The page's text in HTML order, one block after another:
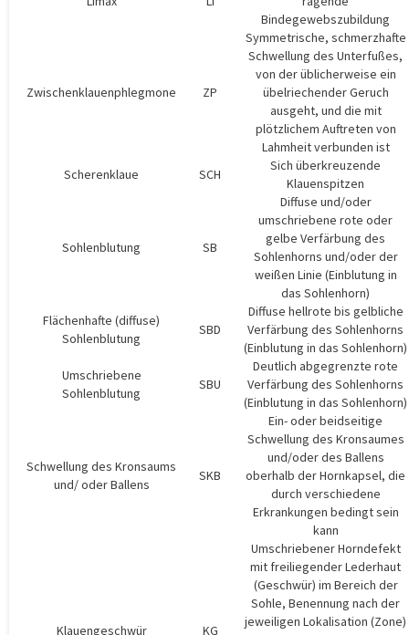
Bindegewebszubildung
Zwischenklauenphlegmone ZP
Symmetrische, schmerzhafte
Schwellung des Unterfußes,
von der üblicherweise ein
übelriechender Geruch
ausgeht, und die mit
plötzlichem Auftreten von
Lahmheit verbunden ist
Scherenklaue
SCH
Sich überkreuzende
Klauenspitzen
Sohlenblutung SB
Diffuse und/oder
umschriebene rote oder
gelbe Verfärbung des
Sohlenhorns und/oder der
weißen Linie (Einblutung in
das Sohlenhorn)
Flächenhafte (diffuse)
Sohlenblutung
SBD
Diffuse hellrote bis gelbliche
Verfärbung des Sohlenhorns
(Einblutung in das Sohlenhorn)
Umschriebene
Sohlenblutung
SBU
Deutlich abgegrenzte rote
Verfärbung des Sohlenhorns
(Einblutung in das Sohlenhorn)
Schwellung des Kronsaums
und/ oder Ballens
SKB
Ein- oder beidseitige
Schwellung des Kronsaumes
und/oder des Ballens
oberhalb der Hornkapsel, die
durch verschiedene
Erkrankungen bedingt sein
kann
Klauengeschwür KG
Umschriebener Horndefekt
mit freiliegender Lederhaut
(Geschwür) im Bereich der
Sohle, Benennung nach der
jeweiligen Lokalisation (Zone)